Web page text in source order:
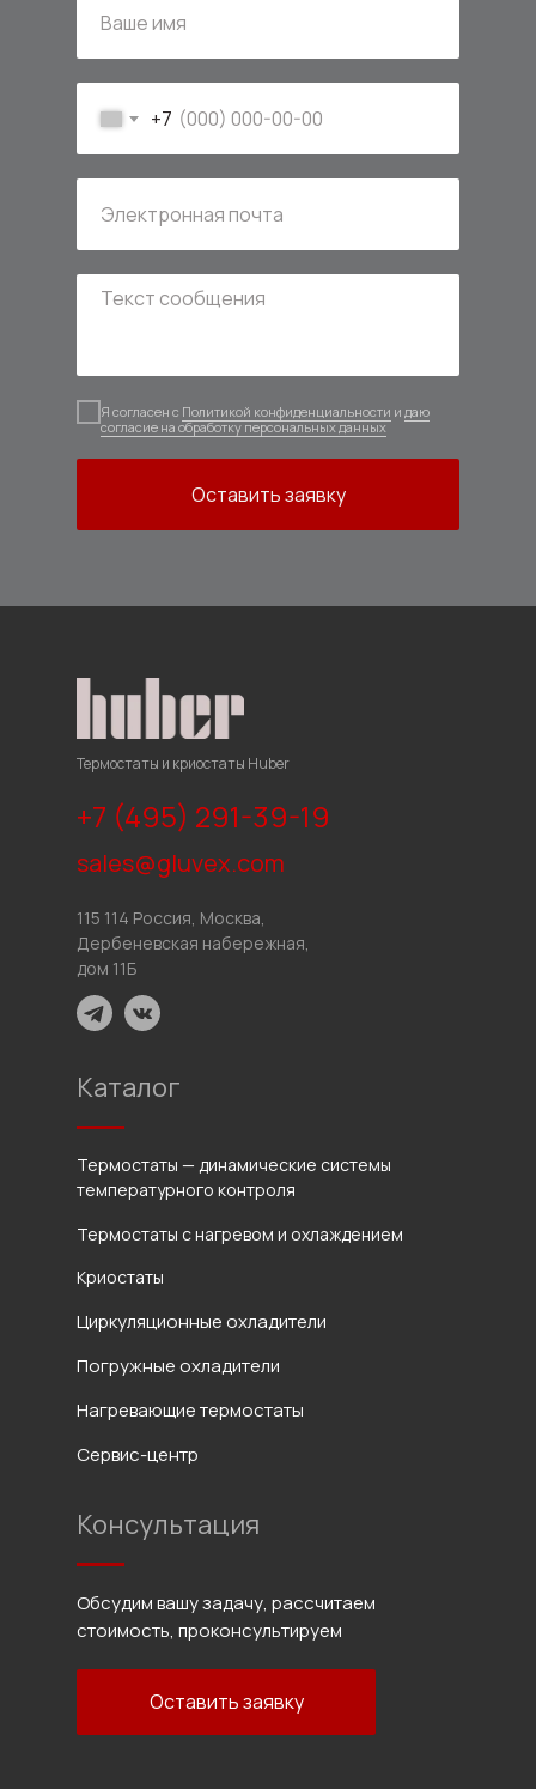
+7
Я согласен с Политикой конфиденциальности и даю
согласие на обработку персональных данных
Оставить заявку
Термостаты и криостаты Huber
+7 (495) 291-39-19
sales@gluvex.com
115 114 Россия, Москва,
Дербеневская набережная,
дом 11Б
Каталог
Термостаты — динамические системы
температурного контроля
Термостаты с нагревом и охлаждением
Криостаты
Циркуляционные охладители
Погружные охладители
Нагревающие термостаты
Сервис-центр
Обсудим вашу задачу, рассчитаем
стоимость, проконсультируем
Консультация
Оставить заявку